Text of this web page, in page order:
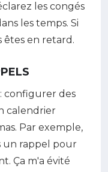
les congés
les temps. Si
êtes en retard.
configurer des
calendrier
Par exemple,
un rappel pour
Ça m'a évité